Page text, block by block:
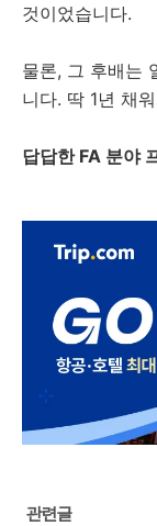
것이었습니다.
물론, 그 후배는
니다. 딱 1년 채
답답한 FA 분야
관련글